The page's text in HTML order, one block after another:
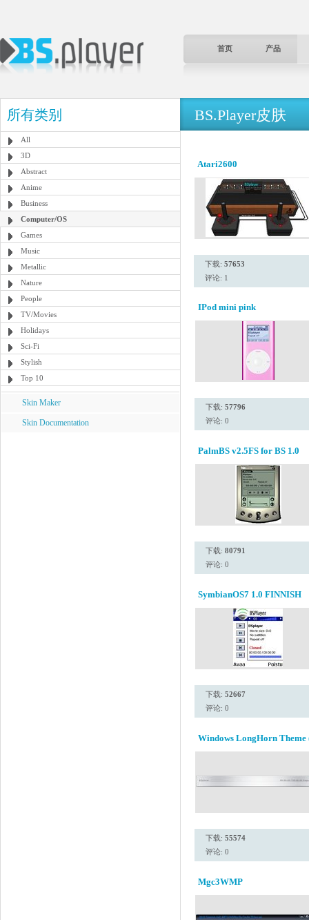
首页 产品
所有类别
All
3D
Abstract
Anime
Business
Computer/OS
Games
Music
Metallic
Nature
People
TV/Movies
Holidays
Sci-Fi
Stylish
Top 10
Skin Maker
Skin Documentation
BS.Player皮肤
Atari2600
下载: 57653
评论: 1
IPod mini pink
下载: 57796
评论: 0
PalmBS v2.5FS for BS 1.0
下载: 80791
评论: 0
SymbianOS7 1.0 FINNISH
下载: 52667
评论: 0
Windows LongHorn
下载: 55574
评论: 0
Mgc3WMP